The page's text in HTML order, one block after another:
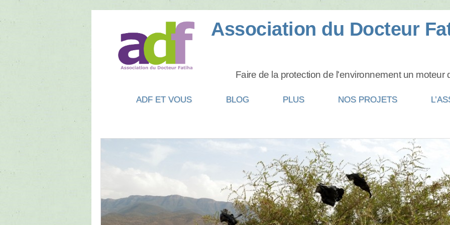
NOS PROJETS
PLUS
BLOG
ADF ET VOUS